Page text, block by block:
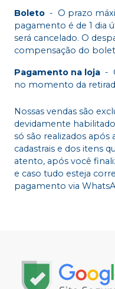
Boleto - O prazo
pagamento é de 1 dia
será cancelado. O
compensação do
Pagamento na loja -
no momento da
Nossas vendas são
devidamente
só são realizados após
cadastrais e dos itens
atento, após você
e caso tudo esteja
pagamento via